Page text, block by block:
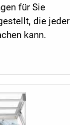
für Sie
die jeder
kann.